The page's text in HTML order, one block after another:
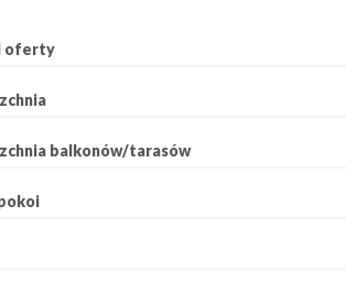
oferty
balkonów/tarasów